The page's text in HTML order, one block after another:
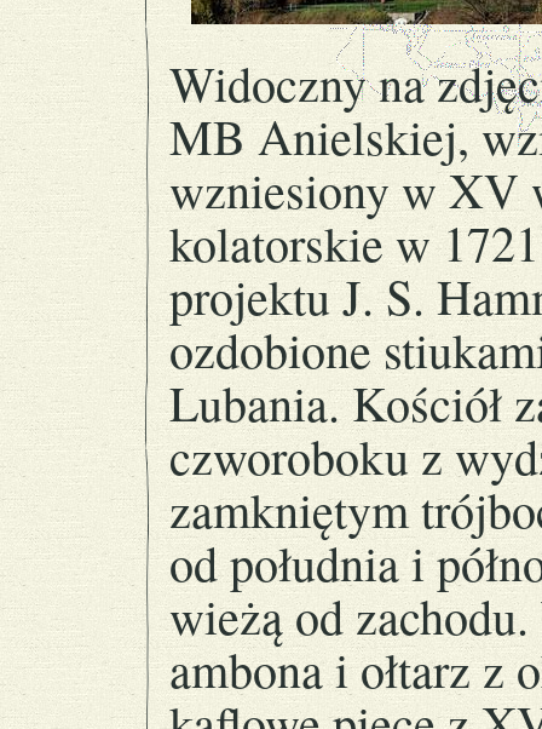
Widoczny na
MB Anielskiej,
wzniesiony w XV
kolatorskie w
projektu J. S.
ozdobione
Lubania. Kościół
czworoboku z
zamkniętym
od południa i
wieżą od
ambona i ołtarz z